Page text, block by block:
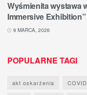
Wyśmienita wystawa
Immersive
9 MARCA, 2026
POPULARNE TAGI
akt oskarżenia COVID